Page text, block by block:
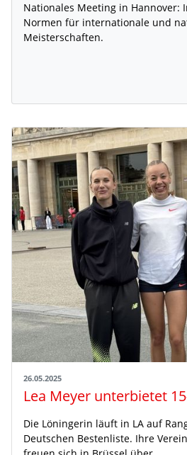
Nationales Meeting in Hannover:
Normen für internationale und
Meisterschaften.
26.05.2025
Die Löningerin läuft in LA auf
Deutschen Bestenliste. Ihre